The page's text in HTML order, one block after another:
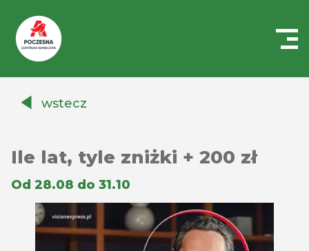
Auchanwstecz
Ile lat, tyle zniżki + 200 zł
Od 28.08 do 31.10